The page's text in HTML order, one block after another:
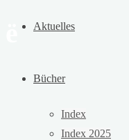
Aktuelles
Bücher
Index
Index 2025